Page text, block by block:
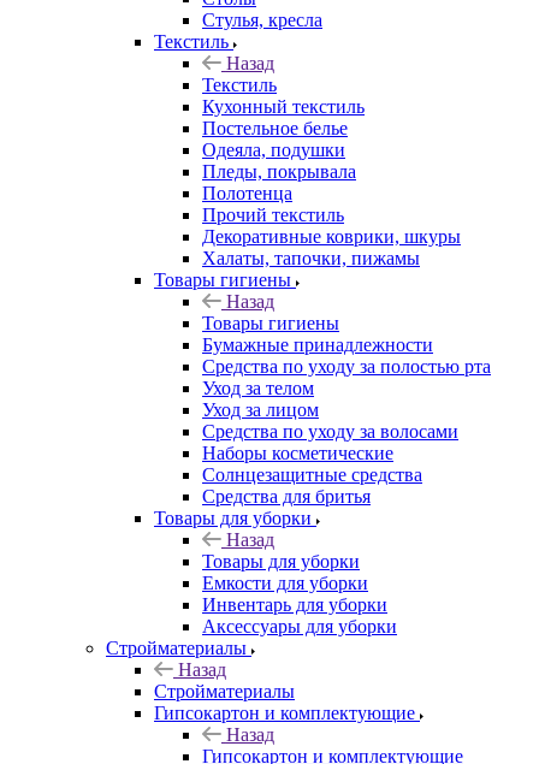
Стулья, кресла
Текстиль
Назад
Текстиль
Кухонный текстиль
Постельное белье
Одеяла, подушки
Пледы, покрывала
Полотенца
Прочий текстиль
Декоративные коврики, шкуры
Халаты, тапочки, пижамы
Товары гигиены
Назад
Товары гигиены
Бумажные принадлежности
Средства по уходу за полостью рта
Уход за телом
Уход за лицом
Средства по уходу за волосами
Наборы косметические
Солнцезащитные средства
Средства для бритья
Товары для уборки
Назад
Товары для уборки
Емкости для уборки
Инвентарь для уборки
Аксессуары для уборки
Стройматериалы
Назад
Стройматериалы
Гипсокартон и комплектующие
Назад
Гипсокартон и комплектующие